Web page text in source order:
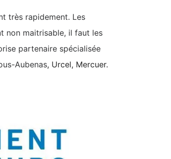
très rapidement. Les
non maitrisable, il faut les
partenaire spécialisée
Aubenas, Urcel, Mercuer.